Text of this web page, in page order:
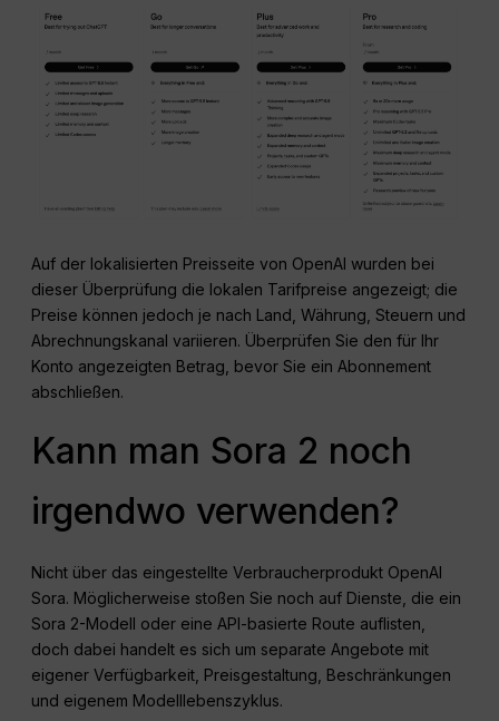
Auf der lokalisierten Preisseite von OpenAI wurden bei
dieser Überprüfung die lokalen Tarifpreise angezeigt; die
Preise können jedoch je nach Land, Währung, Steuern und
Abrechnungskanal variieren. Überprüfen Sie den für Ihr
Konto angezeigten Betrag, bevor Sie ein Abonnement
abschließen.
Kann man Sora 2 noch
irgendwo verwenden?
Nicht über das eingestellte Verbraucherprodukt OpenAI
Sora. Möglicherweise stoßen Sie noch auf Dienste, die ein
Sora 2-Modell oder eine API-basierte Route auflisten,
doch dabei handelt es sich um separate Angebote mit
eigener Verfügbarkeit, Preisgestaltung, Beschränkungen
und eigenem Modelllebenszyklus.